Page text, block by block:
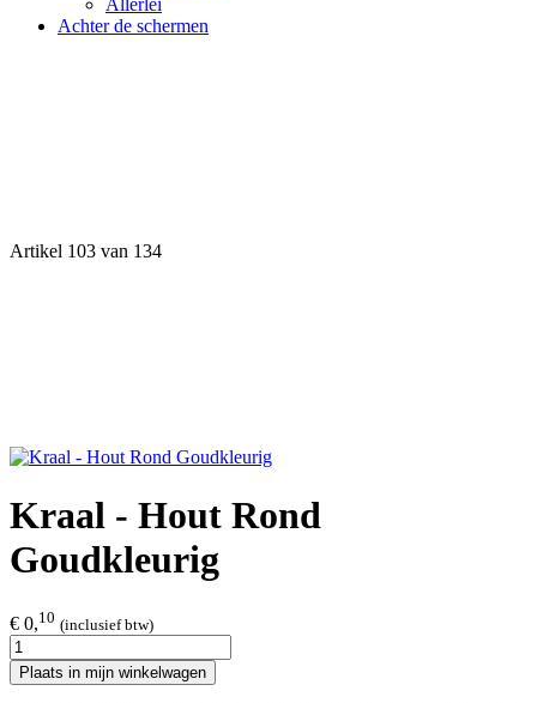
Achter de schermen
Artikel 103 van 134
Kraal - Hout Rond
Goudkleurig
€ 0,10 (inclusief btw)
Plaats in mijn winkelwagen